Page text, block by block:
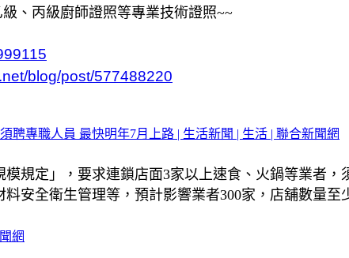
、丙級廚師證照等專業技術證照~~
blog/post/577488220
聘專職人員 最快明年7月上路 | 生活新聞 | 生活 | 聯合新聞網
規定」，要求連鎖店面3家以上速食、火鍋等業者，
安全衛生管理等，預計影響業者300家，店舖數量至
網